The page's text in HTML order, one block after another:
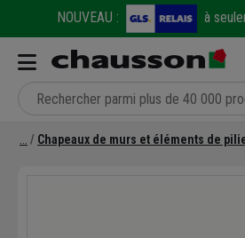
NOUVEAU : à
Chapeaux de murs et éléments de